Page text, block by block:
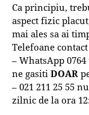
Ca principiu,
aspect fizic
mai ales sa ai
Telefoane
– WhatsApp
ne gasiti DOAR
– 021 211 25 55
zilnic de la ora